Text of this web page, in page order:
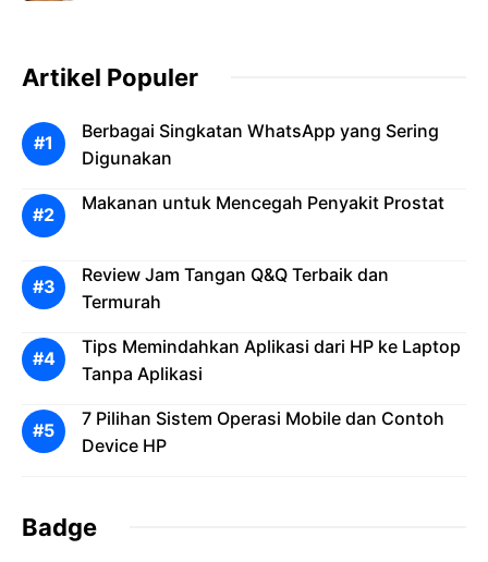
Artikel Populer
Berbagai Singkatan WhatsApp yang Sering
Digunakan
Makanan untuk Mencegah Penyakit Prostat
Review Jam Tangan Q&Q Terbaik dan
Termurah
Tips Memindahkan Aplikasi dari HP ke Laptop
Tanpa Aplikasi
7 Pilihan Sistem Operasi Mobile dan Contoh
Device HP
Badge